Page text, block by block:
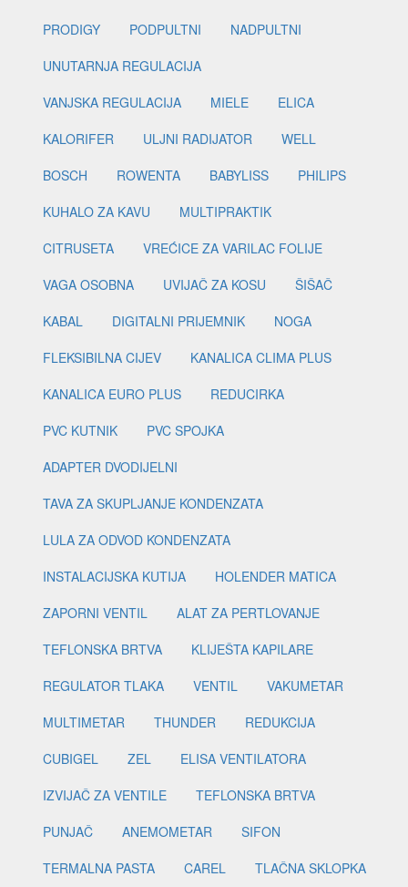
PRODIGY
PODPULTNI
NADPULTNI
UNUTARNJA REGULACIJA
VANJSKA REGULACIJA
MIELE
ELICA
KALORIFER
ULJNI RADIJATOR
WELL
BOSCH
ROWENTA BABYLISS
PHILIPS
KUHALO ZA KAVU
MULTIPRAKTIK
CITRUSETA
VREĆICE ZA VARILAC FOLIJE
VAGA OSOBNA
UVIJAČ ZA KOSU
ŠIŠAČ
KABAL
DIGITALNI PRIJEMNIK
NOGA
FLEKSIBILNA CIJEV
KANALICA CLIMA PLUS
KANALICA EURO PLUS
REDUCIRKA
PVC KUTNIK
PVC SPOJKA
ADAPTER DVODIJELNI
TAVA ZA SKUPLJANJE KONDENZATA
LULA ZA ODVOD KONDENZATA
INSTALACIJSKA KUTIJA
HOLENDER MATICA
ZAPORNI VENTIL
ALAT ZA PERTLOVANJE
TEFLONSKA BRTVA
KLIJEŠTA KAPILARE
REGULATOR TLAKA
VENTIL
VAKUMETAR
MULTIMETAR
THUNDER
REDUKCIJA
CUBIGEL
ZEL
ELISA VENTILATORA
IZVIJAČ ZA VENTILE
TEFLONSKA BRTVA
PUNJAČ
ANEMOMETAR
SIFON
TERMALNA PASTA
CAREL
TLAČNA SKLOPKA